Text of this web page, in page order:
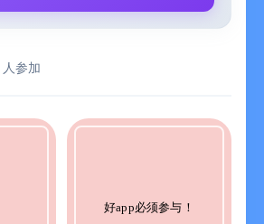
人参加
好app必须参与！